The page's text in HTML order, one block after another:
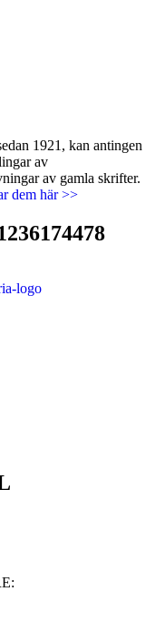
1921, kan antingen
av
av gamla skrifter.
dem här >>